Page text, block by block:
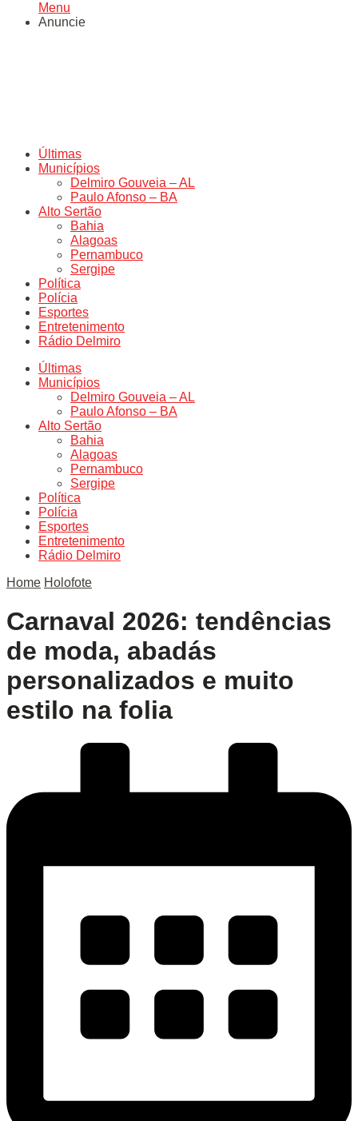
Menu
Anuncie
Últimas
Municípios
Delmiro Gouveia – AL
Paulo Afonso – BA
Alto Sertão
Bahia
Alagoas
Pernambuco
Sergipe
Política
Polícia
Esportes
Entretenimento
Rádio Delmiro
Últimas
Municípios
Delmiro Gouveia – AL
Paulo Afonso – BA
Alto Sertão
Bahia
Alagoas
Pernambuco
Sergipe
Política
Polícia
Esportes
Entretenimento
Rádio Delmiro
Home Holofote
Carnaval 2026: tendências
de moda, abadás
personalizados e muito
estilo na folia